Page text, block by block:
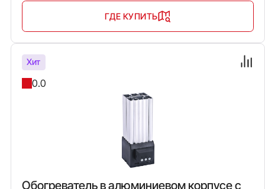
ГДЕ КУПИТЬ
Хит
0.0
Обогреватель в алюминиевом корпусе с